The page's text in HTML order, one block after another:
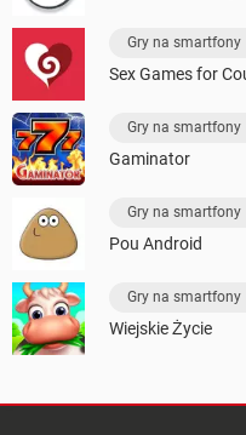
Gry na smartfony
Sex Games for
Gry na smartfony
Gaminator
Gry na smartfony
Pou Android
Gry na smartfony
Wiejskie Życie